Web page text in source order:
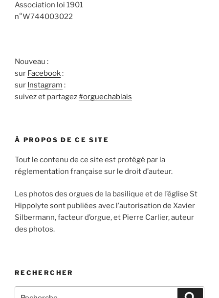
Association loi 1901
n°W744003022
Nouveau :
sur Facebook:
sur Instagram :
suivez et partagez#orguechablais
À PROPOS DE CE SITE
Tout le contenu de ce site est protégé par la
réglementation française sur le droit d’auteur.
Les photos des orgues de la basilique et de l’église St
Hippolyte sont publiées avec l’autorisation de Xavier
Silbermann, facteur d’orgue, et Pierre Carlier, auteur
des photos.
RECHERCHER